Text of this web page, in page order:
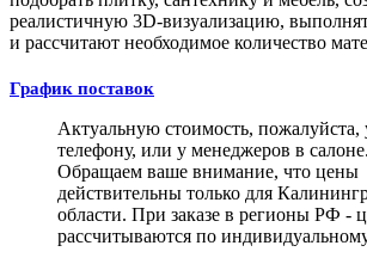
реалистичную 3D-визуализацию,
и рассчитают необходимое количество
График поставок
Актуальную стоимость, пожалуйста,
телефону, или у менеджеров в салоне.
Обращаем ваше внимание, что цены
действительны только для
области. При заказе в регионы РФ -
рассчитываются по